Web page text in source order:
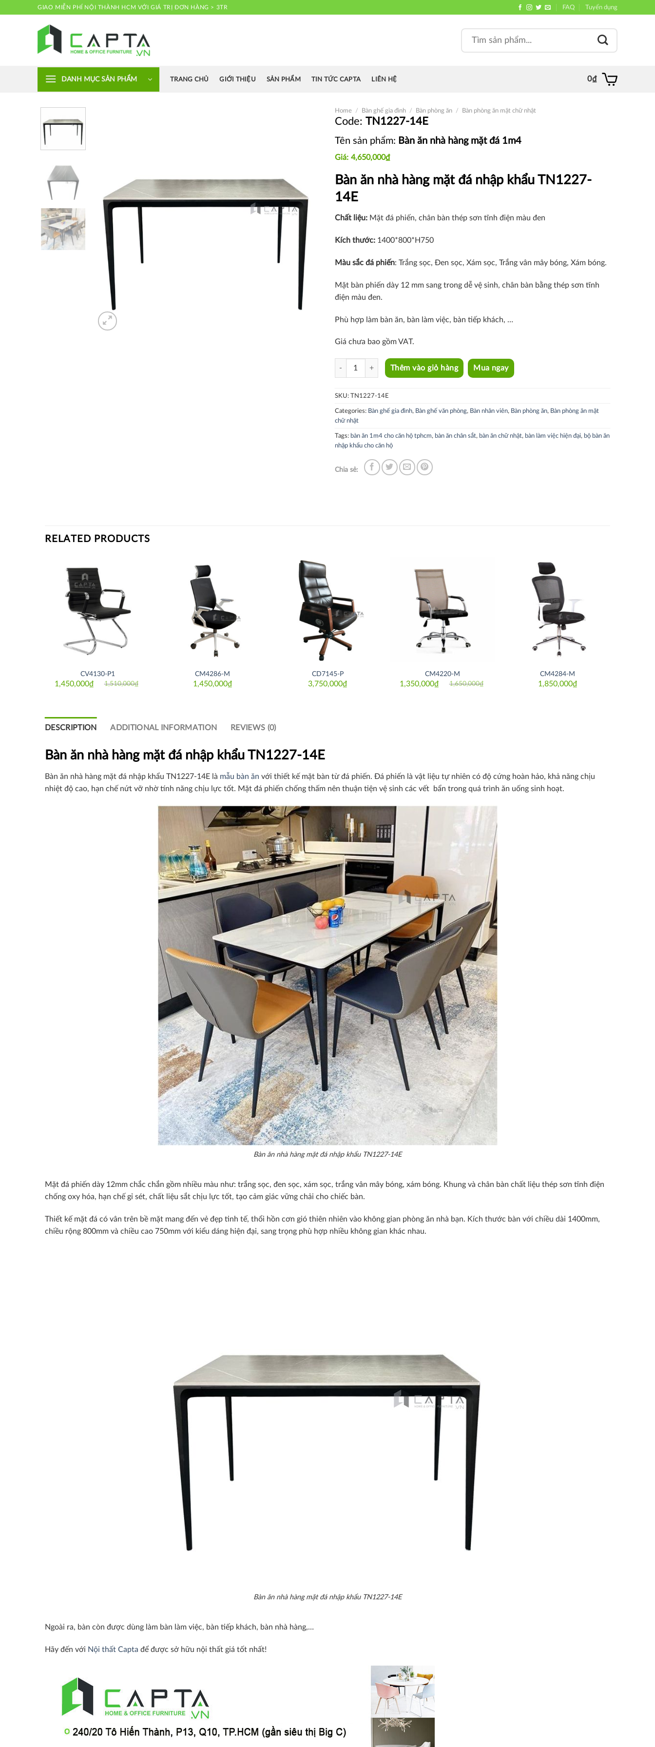
GIAO MIỄN PHÍ NỘI THÀNH HCM VỚI GIÁ TRỊ ĐƠN HÀNG > 3TR FAQ Tuyển dụng
for:
DANH MỤC SẢN PHẨM TRANG CHỦ GIỚI THIỆU SẢN PHẨM TIN TỨC CAPTA LIÊN HỆ 0₫
Home / Bàn ghế gia đình / Bàn phòng ăn / Bàn phòng ăn mặt chữ nhật
TN1227-14E
Tên sản phẩm: Bàn ăn nhà hàng mặt đá 1m4
4,650,000₫
Bàn ăn nhà hàng mặt đá nhập khẩu TN1227-
14E
Chất liệu: Mặt đá phiến, chân bàn thép sơn tĩnh điện màu đen
Kích thước: 1400*800*H750
Màu sắc đá phiến: Trắng sọc, Đen sọc, Xám sọc, Trắng vân mây bóng, Xám bóng.
Mặt bàn phiến dày 12 mm sang trong dễ vệ sinh, chân bàn bằng thép sơn tĩnh
điện màu đen.
Phù hợp làm bàn ăn, bàn làm việc, bàn tiếp khách, …
Giá chưa bao gồm VAT.
TN1227-14E quantity
Thêm vào giỏ hàng Mua ngay
SKU: TN1227-14E
Categories: Bàn ghế gia đình, Bàn ghế văn phòng, Bàn nhân viên, Bàn phòng ăn, Bàn phòng ăn mặt
chữ nhật
Tags: bàn ăn 1m4 cho căn hộ tphcm, bàn ăn chân sắt, bàn ăn chữ nhật, bàn làm việc hiện đại, bộ bàn ăn
nhập khẩu cho căn hộ
Chia sẻ:
RELATED PRODUCTS
CV4130-P1
1,510,000₫
Original
1,450,000₫
Current
CM4286-M
1,450,000₫
CD7145-P
3,750,000₫
CM4220-M
1,650,000₫
Original
1,350,000₫
Current
CM4284-M
1,850,000₫
DESCRIPTION ADDITIONAL INFORMATION REVIEWS (0)
Bàn ăn nhà hàng mặt đá nhập khẩu TN1227-14E
Bàn ăn nhà hàng mặt đá nhập khẩu TN1227-14E là mẫu bàn ăn với thiết kế mặt bàn từ đá phiến. Đá phiến là vật liệu tự nhiên có độ cứng hoàn hảo, khả năng chịu
nhiệt độ cao, hạn chế nứt vỡ nhờ tính năng chịu lực tốt. Mặt đá phiến chống thấm nên thuận tiện vệ sinh các vết bẩn trong quá trình ăn uống sinh hoạt.
Bàn ăn nhà hàng mặt đá nhập khẩu TN1227-14E
Mặt đá phiến dày 12mm chắc chắn gồm nhiều màu như: trắng sọc, đen sọc, xám sọc, trắng vân mây bóng, xám bóng. Khung và chân bàn chất liệu thép sơn tĩnh điện
chống oxy hóa, hạn chế gỉ sét, chất liệu sắt chịu lực tốt, tạo cảm giác vững chải cho chiếc bàn.
Thiết kế mặt đá có vân trên bề mặt mang đến vẻ đẹp tinh tế, thổi hồn cơn gió thiên nhiên vào không gian phòng ăn nhà bạn. Kích thước bàn với chiều dài 1400mm,
chiều rộng 800mm và chiều cao 750mm với kiểu dáng hiện đại, sang trọng phù hợp nhiều không gian khác nhau.
Bàn ăn nhà hàng mặt đá nhập khẩu TN1227-14E
Ngoài ra, bàn còn được dùng làm bàn làm việc, bàn tiếp khách, bàn nhà hàng,…
Hãy đến với Nội thất Capta để được sở hữu nội thất giá tốt nhất!